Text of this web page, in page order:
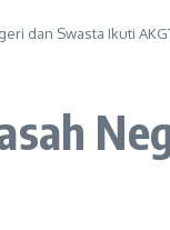
dan Swasta Ikuti